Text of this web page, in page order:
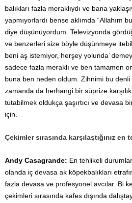
balıkları fazla meraklıydı ve bana
yapmıyorlardı bense aklımda “Allahım
diye düşünüyordum. Televizyonda
ve benzerleri size böyle düşünmeye
beni aş istemiyor, herşey yolunda’
sadece fazla meraklı ve ben tamamen
buna ben neden oldum. Zihnimi bu denli
zamanda da herhangi bir süprize
tutabilmek oldukça şaşırtıcı ve devasa
için.
Çekimler sırasında karşılaştığınız
Andy Casagrande: En tehlikeli
olanda iç devasa ak köpekbalıkları
fazla devasa ve profesyonel avcılar. Bi
çekimleri sırasında kafes dışında